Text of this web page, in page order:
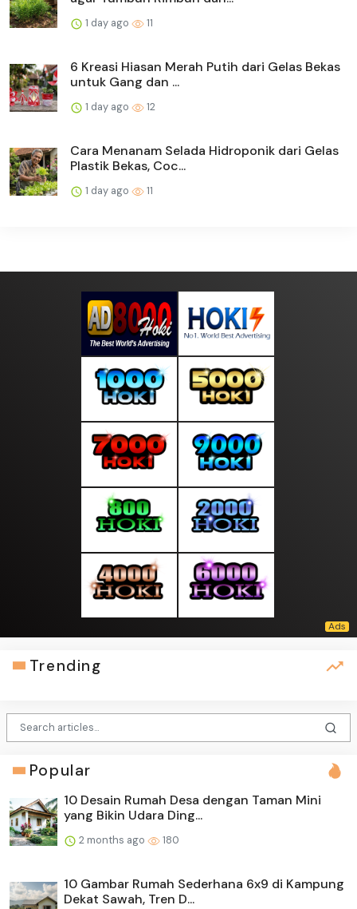
1 day ago 11
6 Kreasi Hiasan Merah Putih dari Gelas Bekas
untuk Gang dan ...
1 day ago 12
Cara Menanam Selada Hidroponik dari Gelas
Plastik Bekas, Coc...
1 day ago 11
Trending
Popular
10 Desain Rumah Desa dengan Taman Mini
yang Bikin Udara Ding...
2 months ago 180
10 Gambar Rumah Sederhana 6x9 di Kampung
Dekat Sawah, Tren D...